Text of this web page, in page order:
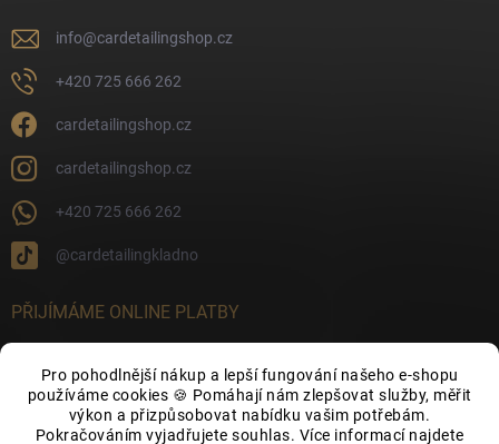
Pro pohodlnější nákup a lepší fungování našeho e-shopu
používáme cookies 🍪 Pomáhají nám zlepšovat služby, měřit
výkon a přizpůsobovat nabídku vašim potřebám.
Pokračováním vyjadřujete souhlas. Více informací najdete
info@cardetailingshop.cz
+420 725 666 262
cardetailingshop.cz
cardetailingshop.cz
+420 725 666 262
@cardetailingkladno
PŘIJÍMÁME ONLINE PLATBY
FACEBOOK